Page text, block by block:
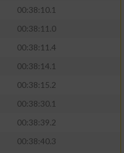
00:38:10.1
00:38:11.0
00:38:11.4
00:38:14.1
00:38:15.2
00:38:30.1
00:38:39.2
00:38:40.3